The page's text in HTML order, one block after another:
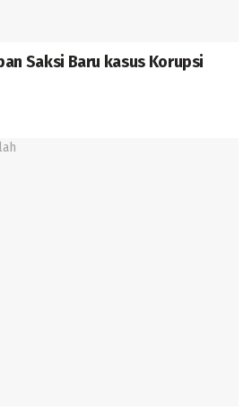
Saksi Baru kasus Korupsi